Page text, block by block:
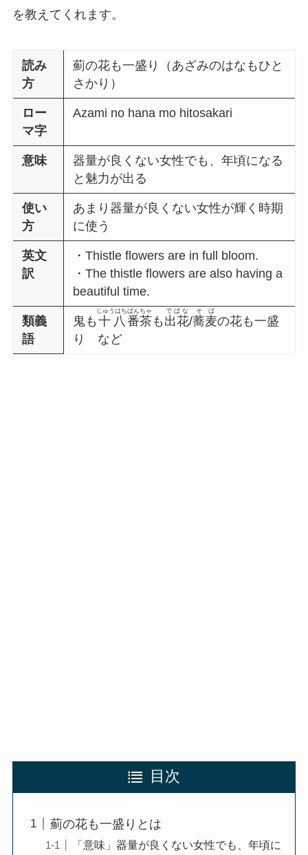
を教えてくれます。
読み
方
薊の花も一盛り（あざみのはなもひと
さかり）
ロー
マ字
Azami no hana mo hitosakari
意味
器量が良くない女性でも、年頃になる
と魅力が出る
使い
方
あまり器量が良くない女性が輝く時期
に使う
英文
訳
・Thistle flowers are in full bloom.
・The thistle flowers are also having a
beautiful time.
類義
語
鬼も 十八
じゅうはち
番茶
ばんちゃ
も 出花
でばな
/蕎麦
そば
の花も一盛
り など
目次
薊の花も一盛りとは
「意味」器量が良くない女性でも、年頃に